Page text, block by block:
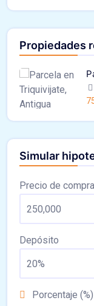
Propiedades
Simular
Precio de
Depósito
Porcentaje (%)